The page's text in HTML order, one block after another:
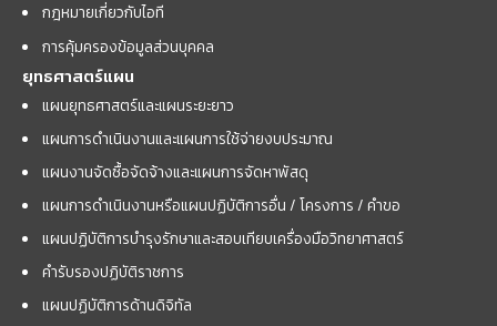
กฎหมายเกี่ยวกับไอที
การคุ้มครองข้อมูลส่วนบุคคล
ยุทธศาสตร์แผน
แผนยุทธศาสตร์และแผนระยะยาว
แผนการดำเนินงานและแผนการใช้จ่ายงบประมาณ
แผนงานจัดซื้อจัดจ้างและแผนการจัดหาพัสดุ
แผนการดำเนินงานหรือแผนปฏิบัติการอื่น / โครงการ / คำขอ
แผนปฏิบัติการบำรุงรักษาและสอบเทียบเครื่องมือวิทยาศาสตร์
คำรับรองปฏิบัติราชการ
แผนปฏิบัติการด้านดิจิทัล